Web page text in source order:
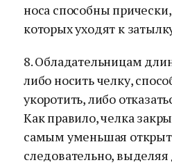
носа способны
которых уходят к
8. Обладательницам
либо носить челку,
укоротить, либо
Как правило, челка
самым уменьшая
следовательно,